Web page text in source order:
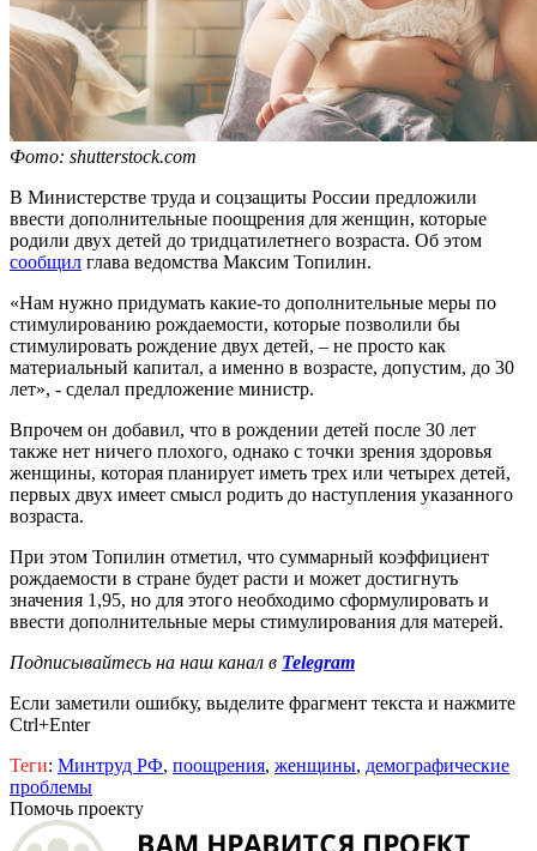
Фото: shutterstock.com
В Министерстве труда и соцзащиты России предложили
ввести дополнительные поощрения для женщин, которые
родили двух детей до тридцатилетнего возраста. Об этом
сообщил глава ведомства Максим Топилин.
«Нам нужно придумать какие-то дополнительные меры по
стимулированию рождаемости, которые позволили бы
стимулировать рождение двух детей, – не просто как
материальный капитал, а именно в возрасте, допустим, до 30
лет», - сделал предложение министр.
Впрочем он добавил, что в рождении детей после 30 лет
также нет ничего плохого, однако с точки зрения здоровья
женщины, которая планирует иметь трех или четырех детей,
первых двух имеет смысл родить до наступления указанного
возраста.
При этом Топилин отметил, что суммарный коэффициент
рождаемости в стране будет расти и может достигнуть
значения 1,95, но для этого необходимо сформулировать и
ввести дополнительные меры стимулирования для матерей.
Подписывайтесь на наш канал в Telegram
Если заметили ошибку, выделите фрагмент текста и нажмите
Ctrl+Enter
Теги: Минтруд РФ, поощрения, женщины, демографические
проблемы
Помочь проекту